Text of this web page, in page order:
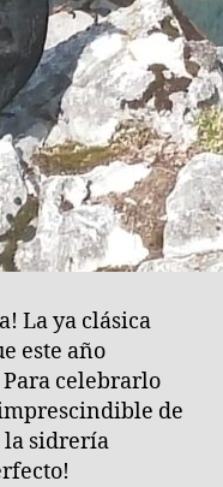
La ya clásica
este año
celebrarlo
de
la sidrería